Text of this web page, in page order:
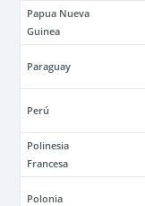
Papua Nueva
Guinea
Paraguay
Perú
Polinesia
Francesa
Polonia